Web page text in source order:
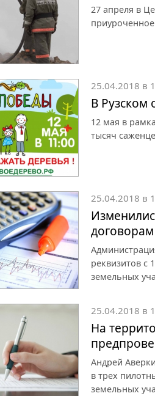
27 апреля в
25.04.2018 в
В Рузском
12 мая в
тысяч
25.04.2018 в
реквизитов с
земельных
25.04.2018 в
На
Андрей
в трех
земельных